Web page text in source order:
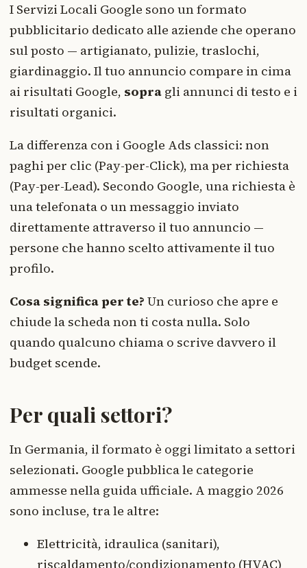
I Servizi Locali Google sono un formato
pubblicitario dedicato alle aziende che operano
sul posto — artigianato, pulizie, traslochi,
giardinaggio. Il tuo annuncio compare in cima
ai risultati Google, sopra gli annunci di testo e i
risultati organici.
La differenza con i Google Ads classici: non
paghi per clic (Pay-per-Click), ma per richiesta
(Pay-per-Lead). Secondo Google, una richiesta è
una telefonata o un messaggio inviato
direttamente attraverso il tuo annuncio —
persone che hanno scelto attivamente il tuo
profilo.
Cosa significa per te? Un curioso che apre e
chiude la scheda non ti costa nulla. Solo
quando qualcuno chiama o scrive davvero il
budget scende.
Per quali settori?
In Germania, il formato è oggi limitato a settori
selezionati. Google pubblica le categorie
ammesse nella guida ufficiale. A maggio 2026
sono incluse, tra le altre:
Elettricità, idraulica (sanitari),
riscaldamento/condizionamento (HVAC)